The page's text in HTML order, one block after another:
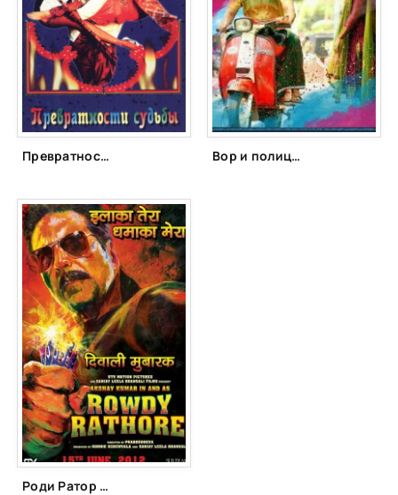
Превратности судьбы (1996) Вор и полицейский (2014)
Роди Ратор (2012)